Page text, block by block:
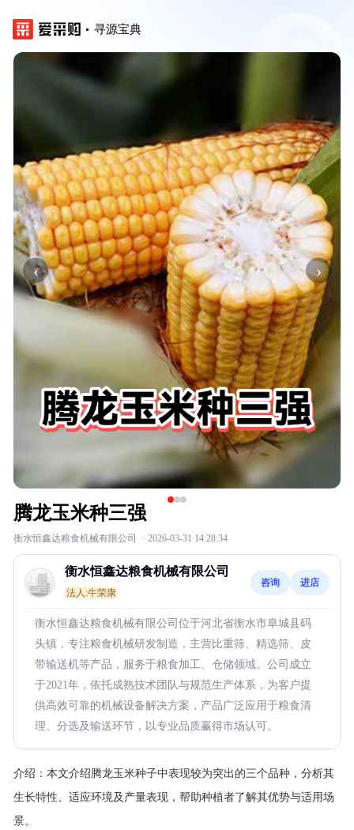
寻源宝典
‹ ›
腾龙玉米种三强
衡水恒鑫达粮食机械有限公司 · 2026-03-31 14:28:34
衡水恒鑫达粮食机械有限公司
法人:牛荣康
咨询 进店
衡水恒鑫达粮食机械有限公司位于河北省衡水市阜城县码
头镇，专注粮食机械研发制造，主营比重筛、精选筛、皮
带输送机等产品，服务于粮食加工、仓储领域。公司成立
于2021年，依托成熟技术团队与规范生产体系，为客户提
供高效可靠的机械设备解决方案，产品广泛应用于粮食清
理、分选及输送环节，以专业品质赢得市场认可。
介绍： 本文介绍腾龙玉米种子中表现较为突出的三个品种，分析其
生长特性、适应环境及产量表现，帮助种植者了解其优势与适用场
景。